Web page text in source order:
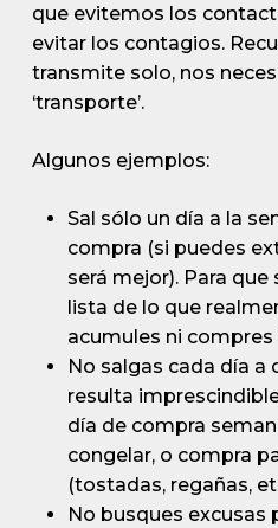
que evitemos los
evitar los contagios.
transmite solo, nos
‘transporte’.
Algunos ejemplos:
Sal sólo un día a la
compra (si puedes
será mejor). Para que
lista de lo que
acumules ni compres
No salgas cada día a
resulta
día de compra
congelar, o compra
(tostadas, regañas,
No busques excusas